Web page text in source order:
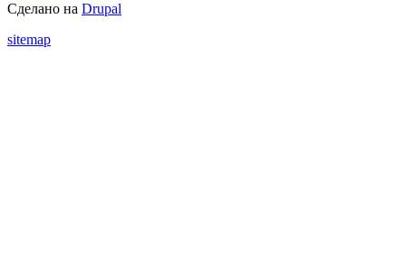
Сделано на Drupal
sitemap